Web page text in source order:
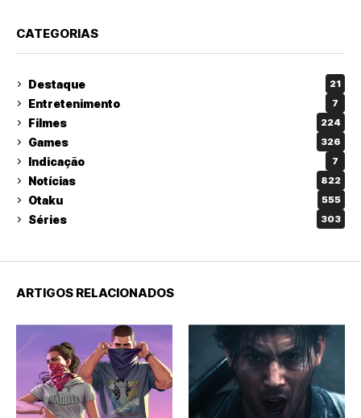
CATEGORIAS
Destaque 21
Entretenimento 7
Filmes 224
Games 326
Indicação 7
Notícias 822
Otaku 555
Séries 303
ARTIGOS RELACIONADOS